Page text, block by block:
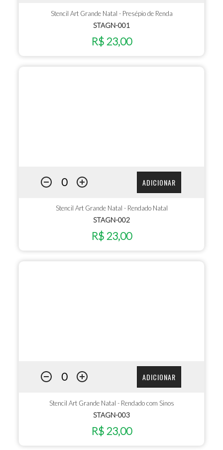
Stencil Art Grande Natal - Presépio de Renda
STAGN-001
R$ 23,00
ADICIONAR
Stencil Art Grande Natal - Rendado Natal
STAGN-002
R$ 23,00
ADICIONAR
Stencil Art Grande Natal - Rendado com Sinos
STAGN-003
R$ 23,00